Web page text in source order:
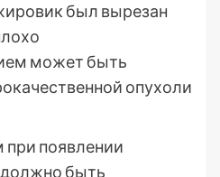
был вырезан
может быть
опухоли
появлении
должно быть